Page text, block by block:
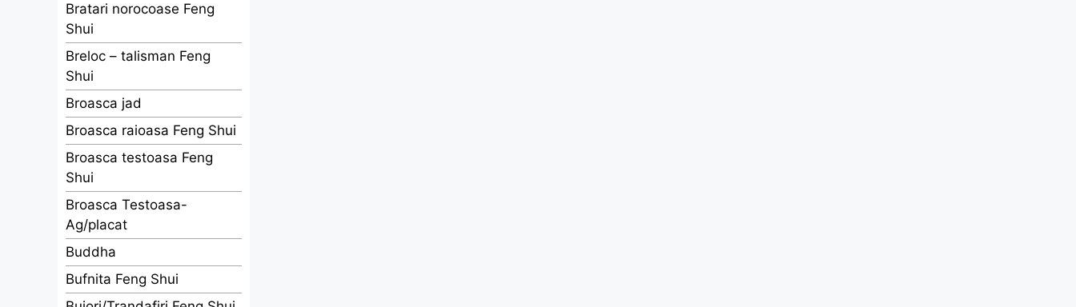
Bratari norocoase Feng
Shui
Breloc – talisman Feng
Shui
Broasca jad
Broasca raioasa Feng Shui
Broasca testoasa Feng
Shui
Broasca Testoasa-
Ag/placat
Buddha
Bufnita Feng Shui